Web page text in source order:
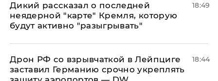
Дикий рассказал о последней
неядерной "карте" Кремля, которую
будут активно "разыгрывать"
18:49
​Дрон РФ со взрывчаткой в Лейпциге
заставил Германию срочно укреплять
18:44